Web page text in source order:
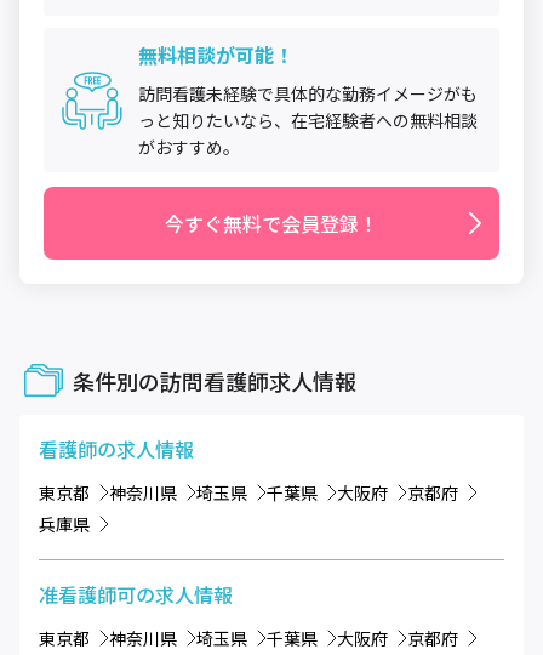
無料相談が可能！
訪問看護未経験で具体的な勤務イメージがも
っと知りたいなら、在宅経験者への無料相談
がおすすめ。
今すぐ無料で会員登録！
条件別の訪問看護師求人情報
看護師の求人情報
東京都 神奈川県 埼玉県 千葉県 大阪府
京都府
兵庫県
准看護師可の求人情報
東京都 神奈川県 埼玉県 千葉県 大阪府
京都府